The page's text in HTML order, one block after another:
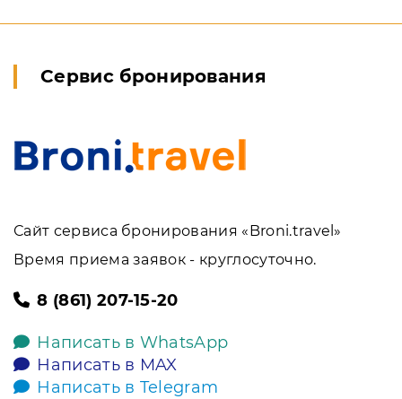
Сервис бронирования
Сайт сервиса бронирования «Broni.travel»
Время приема заявок - круглосуточно.
8 (861) 207-15-20
Написать в WhatsApp
Написать в MAX
Написать в Telegram